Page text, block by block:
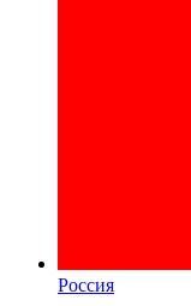
Россия